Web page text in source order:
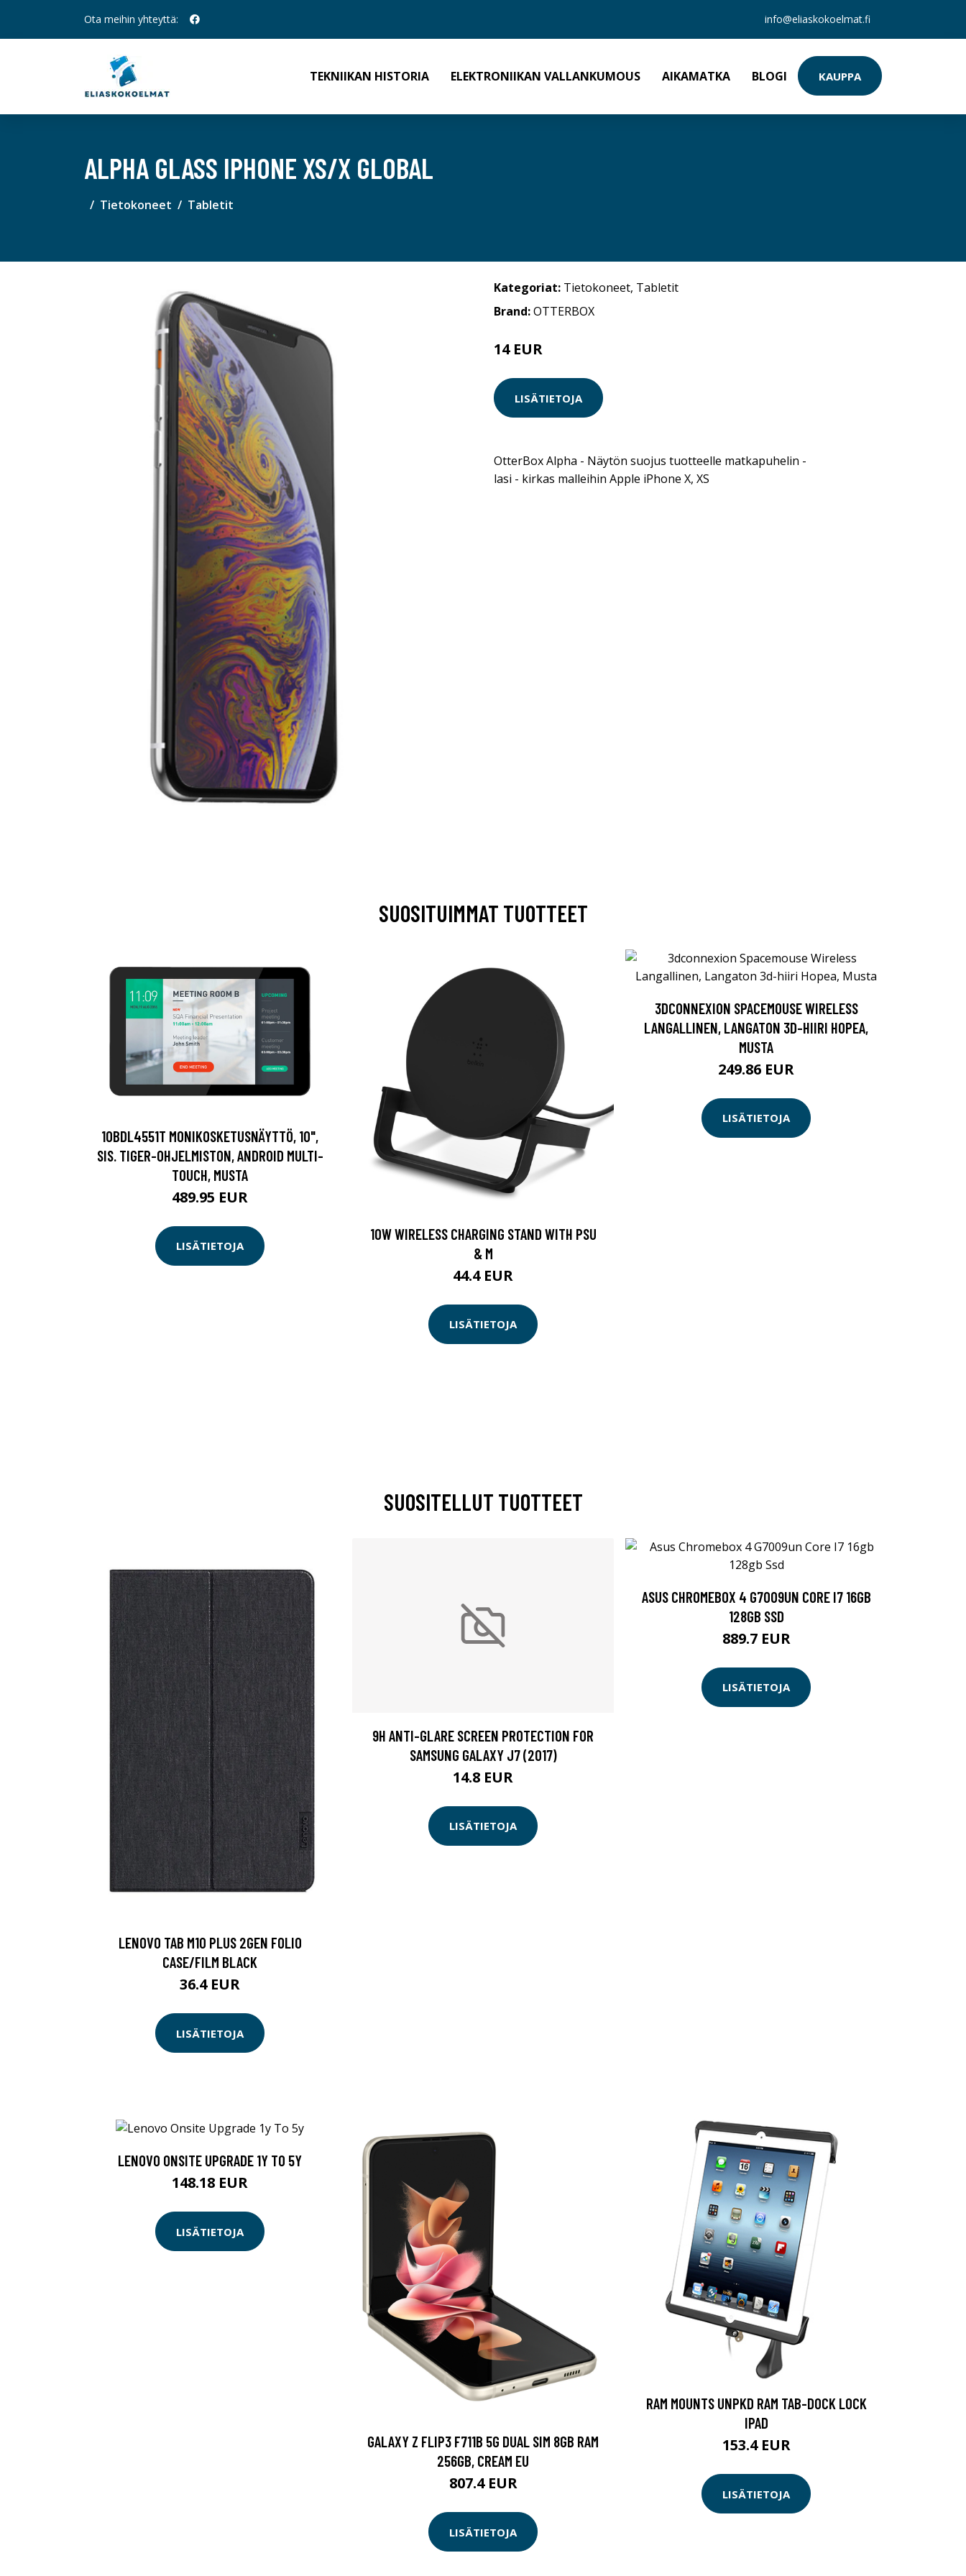
Ota meihin yhteyttä: info@eliaskokoelmat.fi
TEKNIIKAN HISTORIA ELEKTRONIIKAN VALLANKUMOUS AIKAMATKA BLOGI KAUPPA
ALPHA GLASS IPHONE XS/X GLOBAL
Tietokoneet Tabletit
Kategoriat: Tietokoneet, Tabletit
Brand:OTTERBOX
14 EUR
LISÄTIETOJA
OtterBox Alpha - Näytön suojus tuotteelle matkapuhelin -
lasi - kirkas malleihin Apple iPhone X, XS
SUOSITUIMMAT TUOTTEET
10BDL4551T MONIKOSKETUSNÄYTTÖ, 10",
SIS. TIGER-OHJELMISTON, ANDROID MULTI-
TOUCH, MUSTA
489.95 EUR
LISÄTIETOJA
10W WIRELESS CHARGING STAND WITH PSU
& M
44.4 EUR
LISÄTIETOJA
3DCONNEXION SPACEMOUSE WIRELESS
LANGALLINEN, LANGATON 3D-HIIRI HOPEA,
MUSTA
249.86 EUR
LISÄTIETOJA
SUOSITELLUT TUOTTEET
LENOVO TAB M10 PLUS 2GEN FOLIO
CASE/FILM BLACK
36.4 EUR
LISÄTIETOJA
9H ANTI-GLARE SCREEN PROTECTION FOR
SAMSUNG GALAXY J7 (2017)
14.8 EUR
LISÄTIETOJA
ASUS CHROMEBOX 4 G7009UN CORE I7 16GB
128GB SSD
889.7 EUR
LISÄTIETOJA
LENOVO ONSITE UPGRADE 1Y TO 5Y
148.18 EUR
LISÄTIETOJA
GALAXY Z FLIP3 F711B 5G DUAL SIM 8GB RAM
256GB, CREAM EU
807.4 EUR
LISÄTIETOJA
RAM MOUNTS UNPKD RAM TAB-DOCK LOCK
IPAD
153.4 EUR
LISÄTIETOJA